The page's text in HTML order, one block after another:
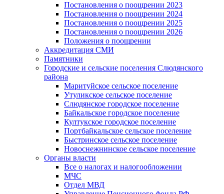
Постановления о поощрении 2023
Постановления о поощрении 2024
Постановления о поощрении 2025
Постановления о поощрении 2026
Положения о поощрении
Аккредитация СМИ
Памятники
Городские и сельские поселения Слюдянского
района
Маритуйское сельское поселение
Утуликское сельское поселение
Слюдянское городское поселение
Байкальское городское поселение
Култукское городское поселение
Портбайкальское сельское поселение
Быстринское сельское поселение
Новоснежнинское сельское поселение
Органы власти
Все о налогах и налогообложении
МЧС
Отдел МВД